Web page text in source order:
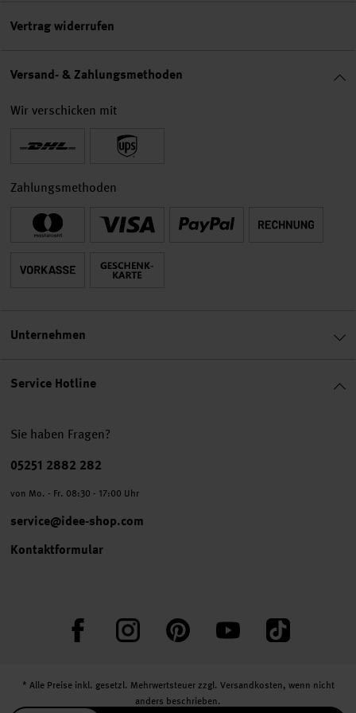
Service Hotline
Sie haben Fragen?
Telefonnummer
05251 2882 282
von Mo. - Fr. 08:30 - 17:00 Uhr
service@idee-shop.com
Kontaktformular
FacebookInstagram PinterestYouTube TikTok
Vertrag widerrufen
Versand- & Zahlungsmethoden
Wir verschicken mit
Zahlungsmethoden
Unternehmen
* Alle Preise inkl. gesetzl. Mehrwertsteuer zzgl. Versandkosten, wenn nicht
anders beschrieben.